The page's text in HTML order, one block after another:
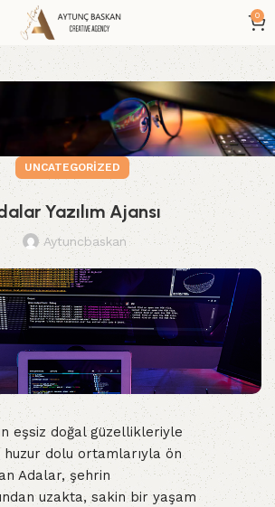
0
UNCATEGORIZED
Yazılım Ajansı
Aytuncbaskan
eşsiz doğal güzellikleriyle
huzur dolu ortamlarıyla ön
Adalar, şehrin
uzakta, sakin bir yaşam